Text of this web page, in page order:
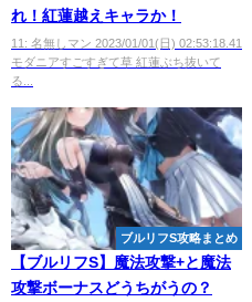
れ！紅蓮越えキャラか！
11: 名無しマン 2023/01/01(日) 02:53:18.41
モダニアすごすぎて草 紅蓮ぶち抜いて
る...
ブルリフS攻略まとめ
【ブルリフS】魔法攻撃+と魔法
攻撃ボーナスどうちがうの？